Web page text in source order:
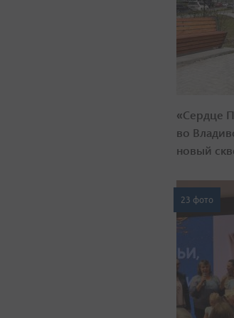
«Сердце
во
новый
23 фото